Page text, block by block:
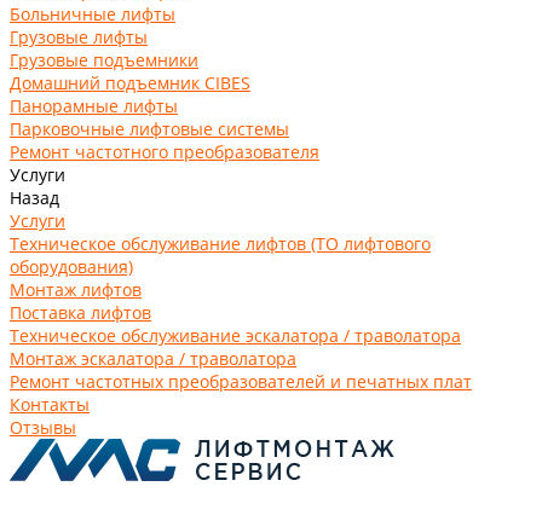
Больничные лифты
Грузовые лифты
Грузовые подъемники
Домашний подъемник CIBES
Панорамные лифты
Парковочные лифтовые системы
Ремонт частотного преобразователя
Услуги
Назад
Услуги
Техническое обслуживание лифтов (ТО лифтового
оборудования)
Монтаж лифтов
Поставка лифтов
Техническое обслуживание эскалатора / траволатора
Монтаж эскалатора / траволатора
Ремонт частотных преобразователей и печатных плат
Контакты
Отзывы